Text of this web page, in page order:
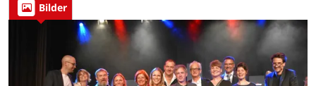
Bilder